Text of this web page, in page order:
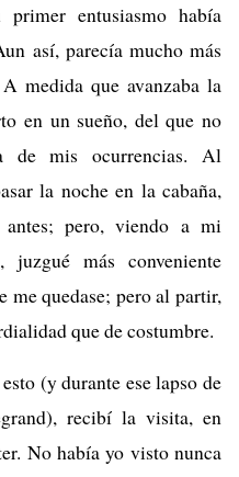
entusiasmo había
así, parecía mucho más
medida que avanzaba la
en un sueño, del que no
de mis ocurrencias. Al
la noche en la cabaña,
pero, viendo a mi
juzgué más conveniente
me quedase; pero al partir,
que de costumbre.
(y durante ese lapso de
recibí la visita, en
No había yo visto nunca